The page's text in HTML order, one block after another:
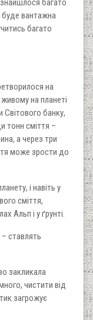
багато
буде вантажна
багато
на
на планеті
банку,
тонн сміття –
а через три
може зрости до
і навіть у
сміття,
Альп і у ґрунті.
– ставлять
закликала
чистити від
загрожує